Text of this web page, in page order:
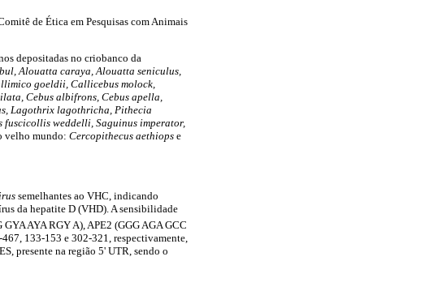
de Ética em Pesquisas com Animais
depositadas no criobanco da
Alouatta caraya, Alouatta seniculus,
goeldii, Callicebus molock,
Cebus albifrons, Cebus apella,
Lagothrix lagothricha, Pithecia
weddelli, Saguinus imperator,
velho mundo: Cercopithecus aethiops e
semelhantes ao VHC, indicando
da hepatite D (VHD). A sensibilidade
AYA RGY A), APE2 (GGG AGA GCC
133-153 e 302-321, respectivamente,
presente na região 5' UTR, sendo o